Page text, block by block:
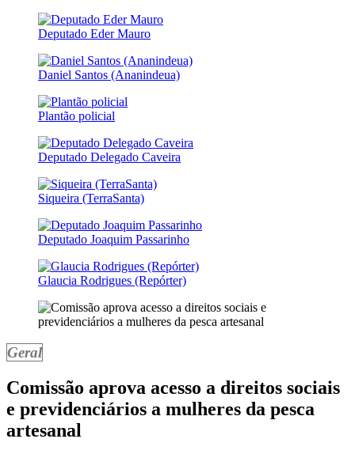
Deputado Eder Mauro
Daniel Santos (Ananindeua)
Plantão policial
Deputado Delegado Caveira
Siqueira (TerraSanta)
Deputado Joaquim Passarinho
Glaucia Rodrigues (Repórter)
Geral
Comissão aprova acesso a direitos sociais
e previdenciários a mulheres da pesca
artesanal